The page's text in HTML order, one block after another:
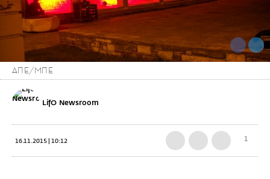
ΑΠΕ/ΜΠΕ
LifO Newsroom
16.11.2015 | 10:12 1